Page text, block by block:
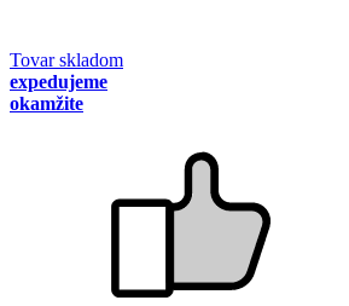
Tovar skladom
expedujeme
okamžite